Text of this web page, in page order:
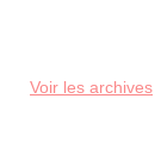
Voir les archives